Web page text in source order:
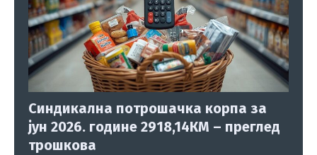
Синдикална потрошачка корпа за
јун 2026. године 2918,14КМ – преглед
трошкова